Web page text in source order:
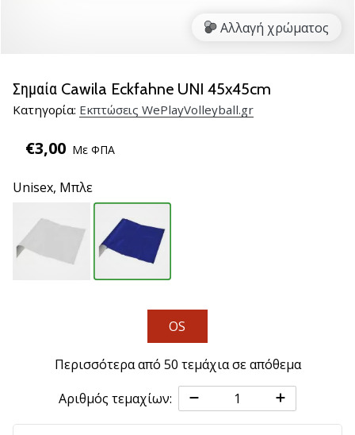
βόλεϊ
όπως
Ελάτε
μας
πρεσβευτής
της
μάρκας
9 λεπτά ανάγνωσης
Πρόγραμμα
Συνεργατών
Αλλαγή χρώματος
Σημαία Cawila Eckfahne UNI 45x45cm
Κατηγορία: Εκπτώσεις WePlayVolleyball.gr
€3,00 Με ΦΠΑ
Unisex, Μπλε
OS
Περισσότερα από 50 τεμάχια σε απόθεμα
Αριθμός τεμαχίων: